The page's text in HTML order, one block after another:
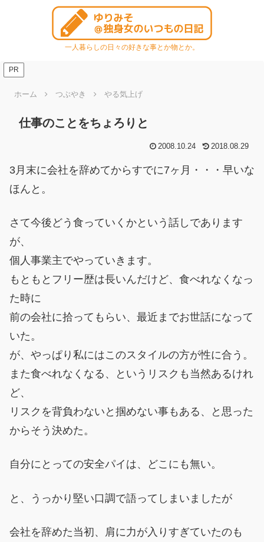
一人暮らしの日々の好きな事とか物とか。
PR
ホーム つぶやき やる気上げ
仕事のことをちょろりと
2008.10.24 2018.08.29
3月末に会社を辞めてからすでに7ヶ月・・・早いな
ほんと。
さて今後どう食っていくかという話しであります
が、
個人事業主でやっていきます。
もともとフリー歴は長いんだけど、食べれなくなっ
た時に
前の会社に拾ってもらい、最近までお世話になって
いた。
が、やっぱり私にはこのスタイルの方が性に合う。
また食べれなくなる、というリスクも当然あるけれ
ど、
リスクを背負わないと掴めない事もある、と思った
からそう決めた。
自分にとっての安全パイは、どこにも無い。
と、うっかり堅い口調で語ってしまいましたが
会社を辞めた当初、肩に力が入りすぎていたのも